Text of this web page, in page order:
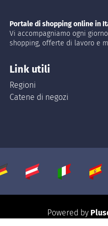
Portale di shopping online in
Vi accompagniamo ogni
shopping, offerte di lavoro e
Link utili
Regioni
Catene di negozi
Powered by